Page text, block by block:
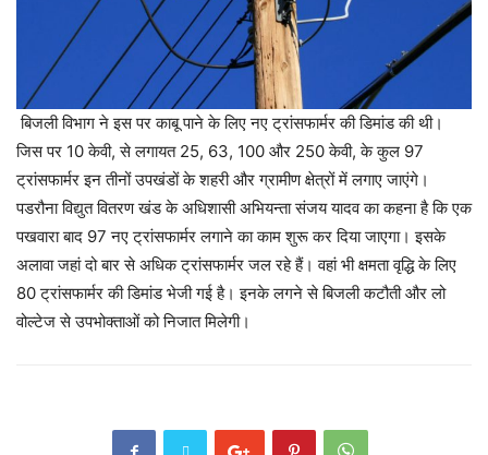
बिजली विभाग ने इस पर काबू पाने के लिए नए ट्रांसफार्मर की डिमांड की थी।
जिस पर 10 केवी, से लगायत 25, 63, 100 और 250 केवी, के कुल 97
ट्रांसफार्मर इन तीनों उपखंडों के शहरी और ग्रामीण क्षेत्रों में लगाए जाएंगे।
पडरौना विद्युत वितरण खंड के अधिशासी अभियन्ता संजय यादव का कहना है कि एक
पखवारा बाद 97 नए ट्रांसफार्मर लगाने का काम शुरू कर दिया जाएगा। इसके
अलावा जहां दो बार से अधिक ट्रांसफार्मर जल रहे हैं। वहां भी क्षमता वृद्धि के लिए
80 ट्रांसफार्मर की डिमांड भेजी गई है। इनके लगने से बिजली कटौती और लो
वोल्टेज से उपभोक्ताओं को निजात मिलेगी।